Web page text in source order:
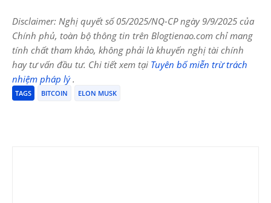
Disclaimer: Nghị quyết số 05/2025/NQ-CP ngày 9/9/2025 của
Chính phủ, toàn bộ thông tin trên Blogtienao.com chỉ mang
tính chất tham khảo, không phải là khuyến nghị tài chính
hay tư vấn đầu tư. Chi tiết xem tại Tuyên bố miễn trừ trách
nhiệm pháp lý.
TAGS BITCOIN ELON MUSK